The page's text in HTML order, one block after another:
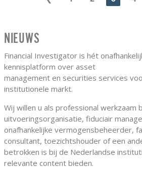
NIEUWS
Financial Investigator is hét
kennisplatform over asset
management en securities services
institutionele markt.
Wij willen u als professional werkzaam
uitvoeringsorganisatie, fiduciair
onafhankelijke vermogensbeheerder,
consultant, toezichtshouder of een
betrokken is bij de Nederlandse
relevante content bieden.